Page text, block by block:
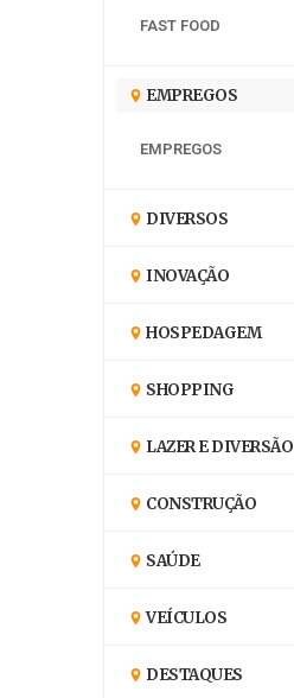
FAST FOOD
EMPREGOS
EMPREGOS
DIVERSOS
INOVAÇÃO
HOSPEDAGEM
SHOPPING
LAZER E DIVERSÃO
CONSTRUÇÃO
SAÚDE
VEÍCULOS
DESTAQUES